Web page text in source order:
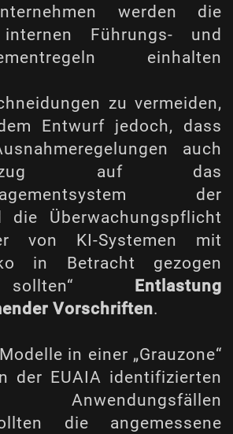
werden die
internen Führungs- und
einhalten
zu vermeiden,
Entwurf jedoch, dass
auch
auf das
der
die Überwachungspflicht
von KI-Systemen mit
in Betracht gezogen
sollten“ Entlastung
Vorschriften.
in einer „Grauzone“
der EUAIA identifizierten
Anwendungsfällen
die angemessene